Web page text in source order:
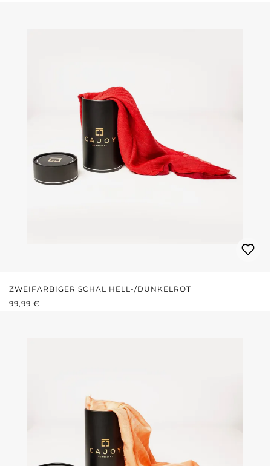
ZWEIFARBIGER SCHAL HELL-/DUNKELROT
REGULÄRER PREIS:
99,99 €